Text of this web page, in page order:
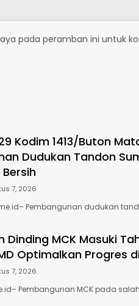
pada peramban ini untuk
Kodim 1413/Buton
Dudukan Tandon
7, 2026
Pembangunan dudukan
Dinding MCK Masuki
Optimalkan Progres
7, 2026
Pembangunan MCK pada